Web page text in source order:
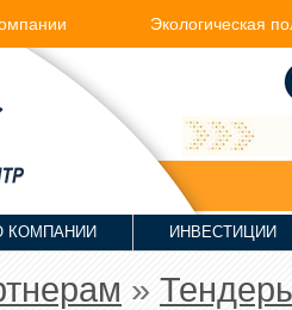
Экологическая
КОМПАНИИ ИНВЕСТИЦИИ
»